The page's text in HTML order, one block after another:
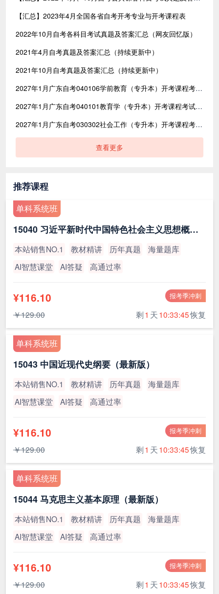
【汇总】2023年4月全国各省自考开考专业与开考课程表
2022年10月自考各科目考试真题及答案汇总（网友回忆版）
2021年4月自考真题及答案汇总（持续更新中）
2021年10月自考真题及答案汇总（持续更新中）
2027年1月广东自考040106学前教育（专升本）开考课程考试时间安排表
2027年1月广东自考040101教育学（专升本）开考课程考试时间安排表
2027年1月广东自考030302社会工作（专升本）开考课程考试时间安排表
查看更多
推荐课程
单科系统班
15040 习近平新时代中国特色社会主义思想概论（最新版）
本站销售NO.1 教材精讲 历年真题
海量题库
AI智慧课堂
AI答疑 高通过率
报考季冲刺
¥116.10
￥129.00 剩1 天10:33:45恢复
单科系统班
15043 中国近现代史纲要（最新版）
本站销售NO.1 教材精讲 历年真题
海量题库
AI智慧课堂
AI答疑 高通过率
报考季冲刺
¥116.10
￥129.00 剩1 天10:33:45恢复
单科系统班
15044 马克思主义基本原理（最新版）
本站销售NO.1 教材精讲 历年真题
海量题库
AI智慧课堂
AI答疑 高通过率
报考季冲刺
¥116.10
￥129.00 剩1 天10:33:45恢复